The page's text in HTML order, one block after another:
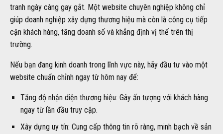
tranh ngày càng gay gắt. Một website chuyên nghiệp không chỉ
giúp doanh nghiệp xây dựng thương hiệu mà còn là công cụ tiếp
cận khách hàng, tăng doanh số và khẳng định vị thế trên thị
trường.
Nếu bạn đang kinh doanh trong lĩnh vực này, hãy đầu tư vào một
website chuẩn chỉnh ngay từ hôm nay để:
Tăng độ nhận diện thương hiệu: Gây ấn tượng với khách hàng
ngay từ lần đầu truy cập.
Xây dựng uy tín: Cung cấp thông tin rõ ràng, minh bạch về sản